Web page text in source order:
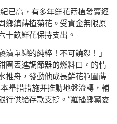
已高，有多年鮮花蒔植發賣經
鄉鎮蒔植菊花。受資金無限原
十畝鮮花保持支出。
瀆單戀的純粹！不可饒恕！」
圈丟進調節器的燃料口。的情
推舟，發動他成長鮮花範圍蒔
舉措措施并推動地盤流轉，輔
行供給存款支撐。”羅播鄉黨委